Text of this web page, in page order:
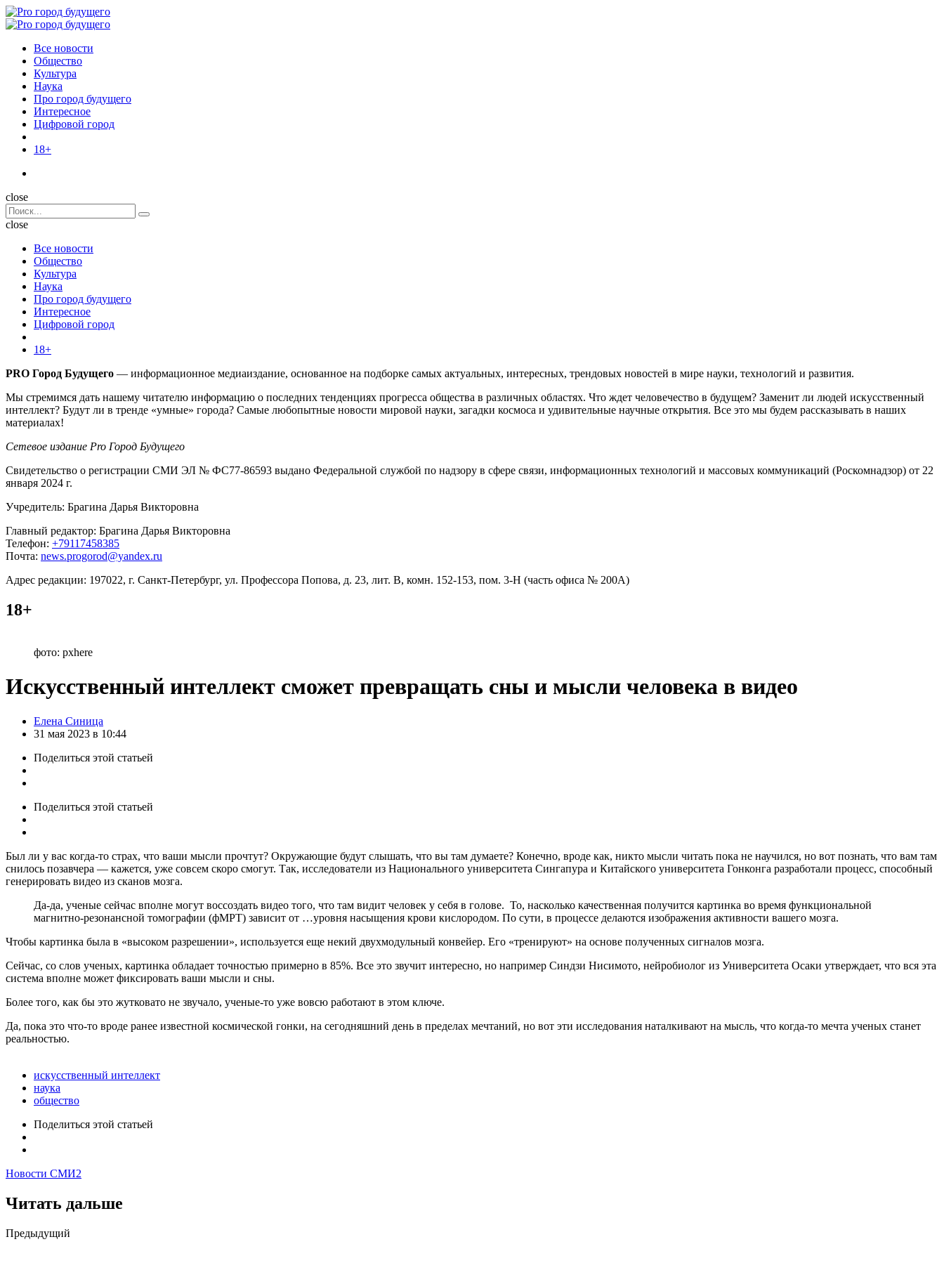
Menu
Поиск
Menu
Pro
Все новости
Общество
Культура
Наука
Про город будущего
Интересное
Цифровой город
18+
Поиск
close
Search
for:
Поиск
close
Все новости
Общество
Культура
Наука
Про город будущего
Интересное
Цифровой город
18+
PRO Город Будущего — информационное медиаиздание, основанное на подборке самых актуальных, интересных, трендовых новостей в мире науки, технологий и развития.
Мы стремимся дать нашему читателю информацию о последних тенденциях прогресса общества в различных областях. Что ждет человечество в будущем? Заменит ли людей искусственный
интеллект? Будут ли в тренде «умные» города? Самые любопытные новости мировой науки, загадки космоса и удивительные научные открытия. Все это мы будем рассказывать в наших
материалах!
Сетевое издание Pro Город Будущего
Свидетельство о регистрации СМИ ЭЛ № ФС77-86593 выдано Федеральной службой по надзору в сфере связи, информационных технологий и массовых коммуникаций (Роскомнадзор) от 22
января 2024 г.
Учредитель: Брагина Дарья Викторовна
Главный редактор: Брагина Дарья Викторовна
Телефон: +79117458385
Почта: news.progorod@yandex.ru
Адрес редакции: 197022, г. Санкт-Петербург, ул. Профессора Попова, д. 23, лит. В, комн. 152-153, пом. 3-Н (часть офиса № 200А)
18+
фото: pxhere
Искусственный интеллект сможет превращать сны и мысли человека в видео
Posted
by
Елена Синица
31 мая 2023 в 10:44
Поделиться этой статьей
Поделиться этой статьей
Был ли у вас когда-то страх, что ваши мысли прочтут? Окружающие будут слышать, что вы там думаете? Конечно, вроде как, никто мысли читать пока не научился, но вот познать, что вам там
снилось позавчера — кажется, уже совсем скоро смогут. Так, исследователи из Национального университета Сингапура и Китайского университета Гонконга разработали процесс, способный
генерировать видео из сканов мозга.
Да-да, ученые сейчас вполне могут воссоздать видео того, что там видит человек у себя в голове. То, насколько качественная получится картинка во время функциональной
магнитно-резонансной томографии (фМРТ) зависит от …уровня насыщения крови кислородом. По сути, в процессе делаются изображения активности вашего мозга.
Чтобы картинка была в «высоком разрешении», используется еще некий двухмодульный конвейер. Его «тренируют» на основе полученных сигналов мозга.
Сейчас, со слов ученых, картинка обладает точностью примерно в 85%. Все это звучит интересно, но например Синдзи Нисимото, нейробиолог из Университета Осаки утверждает, что вся эта
система вполне может фиксировать ваши мысли и сны.
Более того, как бы это жутковато не звучало, ученые-то уже вовсю работают в этом ключе.
Да, пока это что-то вроде ранее известной космической гонки, на сегодняшний день в пределах мечтаний, но вот эти исследования наталкивают на мысль, что когда-то мечта ученых станет
реальностью.
искусственный интеллект
наука
общество
Поделиться этой статьей
Новости СМИ2
Читать дальше
Post
Предыдущий